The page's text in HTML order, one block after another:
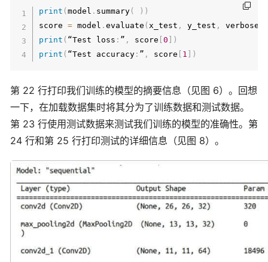
print (model . summary( ) )
score = model .evaluate (x_test , y_test , verbose
print ( “Test loss : ” , score [0
)
print ( “Test accuracy : ” , score 1 )
第 22 行打印我们训练的模型的摘要信息（见图 6）。回想
一下，在加载数据集时将其分为了训练数据和测试数据。
第 23 行使用测试数据来测试我们训练的模型的准确性。第
24 行和第 25 行打印测试的详细信息（见图 8）。